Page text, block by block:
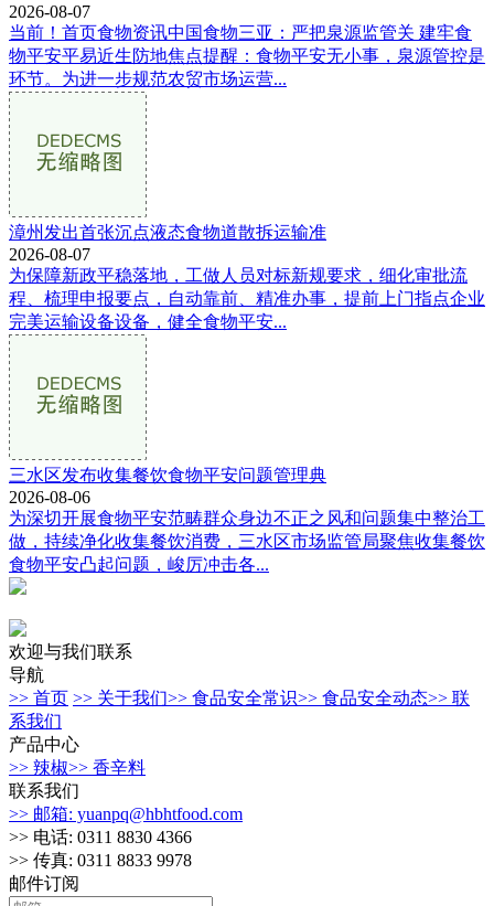
2026-08-07
当前！首页食物资讯中国食物三亚：严把泉源监管关 建牢食
物平安平易近生防地焦点提醒：食物平安无小事，泉源管控是
环节。为进一步规范农贸市场运营...
漳州发出首张沉点液态食物道散拆运输准
2026-08-07
为保障新政平稳落地，工做人员对标新规要求，细化审批流
程、梳理申报要点，自动靠前、精准办事，提前上门指点企业
完美运输设备设备，健全食物平安...
三水区发布收集餐饮食物平安问题管理典
2026-08-06
为深切开展食物平安范畴群众身边不正之风和问题集中整治工
做，持续净化收集餐饮消费，三水区市场监管局聚焦收集餐饮
食物平安凸起问题，峻厉冲击各...
欢迎与我们联系
导航
>> 首页 >> 关于我们>> 食品安全常识>> 食品安全动态>> 联
系我们
产品中心
>> 辣椒>> 香辛料
联系我们
>> 邮箱: yuanpq@hbhtfood.com
>> 电话: 0311 8830 4366
>> 传真: 0311 8833 9978
邮件订阅